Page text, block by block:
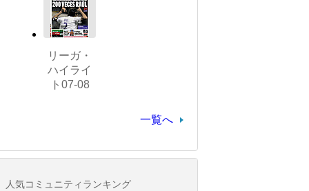
リーガ・
ハイライ
ト07-08
一覧へ
人気コミュニティランキング